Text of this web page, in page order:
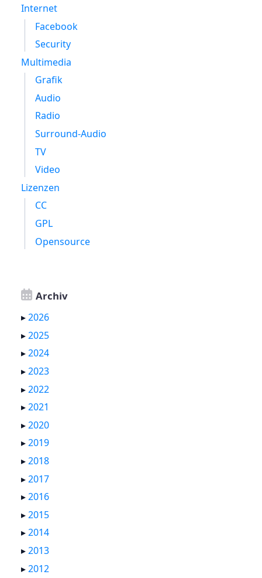
Internet
Facebook
Security
Multimedia
Grafik
Audio
Radio
Surround-Audio
TV
Video
Lizenzen
CC
GPL
Opensource
Archiv
▸2026
▸2025
▸2024
▸2023
▸2022
▸2021
▸2020
▸2019
▸2018
▸2017
▸2016
▸2015
▸2014
▸2013
▸2012